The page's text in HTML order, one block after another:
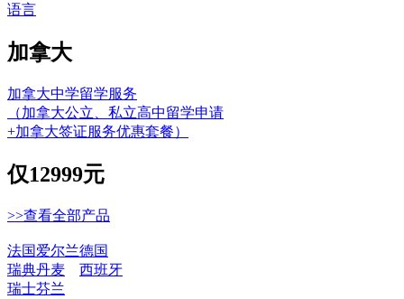
语言
加拿大
加拿大中学留学服务
（加拿大公立、私立高中留学申请
+加拿大签证服务优惠套餐）
仅12999元
>>查看全部产品
法国爱尔兰德国
瑞典丹麦
西班牙
瑞士芬兰